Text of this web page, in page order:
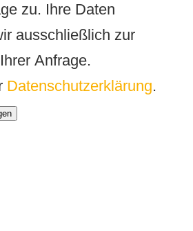
zu. Ihre Daten
ausschließlich zur
Anfrage.
Datenschutzerklärung.